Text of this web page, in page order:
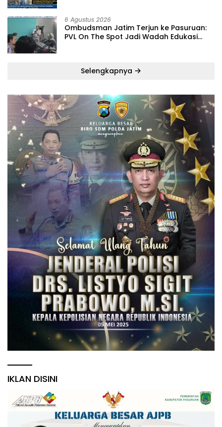
6 Agustus 2026
‎Ombudsman Jatim Terjun ke Pasuruan:
PVL On The Spot Jadi Wadah Edukasi
Selengkapnya
IKLAN DISINI